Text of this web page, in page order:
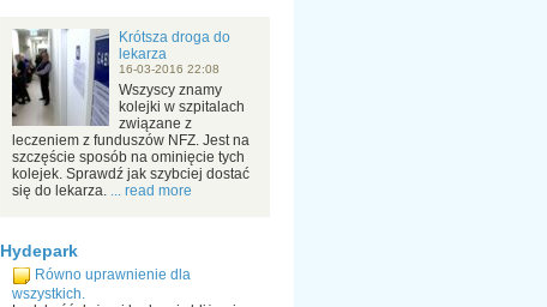
Krótsza droga do
lekarza
16-03-2016 22:08
Wszyscy znamy
kolejki w szpitalach
związane z
leczeniem z funduszów NFZ. Jest na
szczęście sposób na ominięcie tych
kolejek. Sprawdź jak szybciej dostać
się do lekarza. ... read more
Hydepark
Równo uprawnienie dla
wszystkich.